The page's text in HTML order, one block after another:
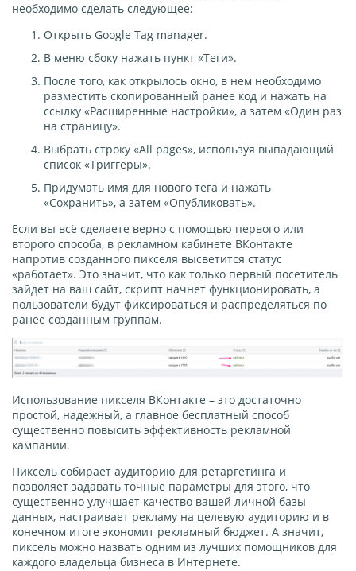
необходимо сделать следующее:
Открыть Google Tag manager.
В меню сбоку нажать пункт «Теги».
После того, как открылось окно, в нем необходимо
разместить скопированный ранее код и нажать на
ссылку «Расширенные настройки», а затем «Один раз
на страницу».
Выбрать строку «All pages», используя выпадающий
список «Триггеры».
Придумать имя для нового тега и нажать
«Сохранить», а затем «Опубликовать».
Если вы всё сделаете верно с помощью первого или
второго способа, в рекламном кабинете ВКонтакте
напротив созданного пикселя высветится статус
«работает». Это значит, что как только первый посетитель
зайдет на ваш сайт, скрипт начнет функционировать, а
пользователи будут фиксироваться и распределяться по
ранее созданным группам.
Использование пикселя ВКонтакте – это достаточно
простой, надежный, а главное бесплатный способ
существенно повысить эффективность рекламной
кампании.
Пиксель собирает аудиторию для ретаргетинга и
позволяет задавать точные параметры для этого, что
существенно улучшает качество вашей личной базы
данных, настраивает рекламу на целевую аудиторию и в
конечном итоге экономит рекламный бюджет. А значит,
пиксель можно назвать одним из лучших помощников для
каждого владельца бизнеса в Интернете.